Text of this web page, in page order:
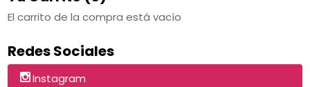
El carrito de la compra está vacío
Redes Sociales
Instagram